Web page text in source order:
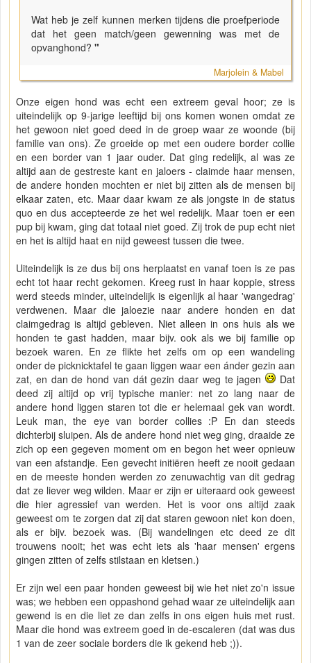
Wat heb je zelf kunnen merken tijdens die proefperiode
dat het geen match/geen gewenning was met de
opvanghond? "
Marjolein & Mabel
Onze eigen hond was echt een extreem geval hoor; ze is
uiteindelijk op 9-jarige leeftijd bij ons komen wonen omdat ze
het gewoon niet goed deed in de groep waar ze woonde (bij
familie van ons). Ze groeide op met een oudere border collie
en een border van 1 jaar ouder. Dat ging redelijk, al was ze
altijd aan de gestreste kant en jaloers - claimde haar mensen,
de andere honden mochten er niet bij zitten als de mensen bij
elkaar zaten, etc. Maar daar kwam ze als jongste in de status
quo en dus accepteerde ze het wel redelijk. Maar toen er een
pup bij kwam, ging dat totaal niet goed. Zij trok de pup echt niet
en het is altijd haat en nijd geweest tussen die twee.
Uiteindelijk is ze dus bij ons herplaatst en vanaf toen is ze pas
echt tot haar recht gekomen. Kreeg rust in haar koppie, stress
werd steeds minder, uiteindelijk is eigenlijk al haar 'wangedrag'
verdwenen. Maar die jaloezie naar andere honden en dat
claimgedrag is altijd gebleven. Niet alleen in ons huis als we
honden te gast hadden, maar bijv. ook als we bij familie op
bezoek waren. En ze flikte het zelfs om op een wandeling
onder de picknicktafel te gaan liggen waar een ánder gezin aan
zat, en dan de hond van dát gezin daar weg te jagen
Dat
deed zij altijd op vrij typische manier: net zo lang naar de
andere hond liggen staren tot die er helemaal gek van wordt.
Leuk man, the eye van border collies :P En dan steeds
dichterbij sluipen. Als de andere hond niet weg ging, draaide ze
zich op een gegeven moment om en begon het weer opnieuw
van een afstandje. Een gevecht initiëren heeft ze nooit gedaan
en de meeste honden werden zo zenuwachtig van dit gedrag
dat ze liever weg wilden. Maar er zijn er uiteraard ook geweest
die hier agressief van werden. Het is voor ons altijd zaak
geweest om te zorgen dat zij dat staren gewoon niet kon doen,
als er bijv. bezoek was. (Bij wandelingen etc deed ze dit
trouwens nooit; het was echt iets als 'haar mensen' ergens
gingen zitten of zelfs stilstaan en kletsen.)
Er zijn wel een paar honden geweest bij wie het niet zo'n issue
was; we hebben een oppashond gehad waar ze uiteindelijk aan
gewend is en die liet ze dan zelfs in ons eigen huis met rust.
Maar die hond was extreem goed in de-escaleren (dat was dus
1 van de zeer sociale borders die ik gekend heb ;)).